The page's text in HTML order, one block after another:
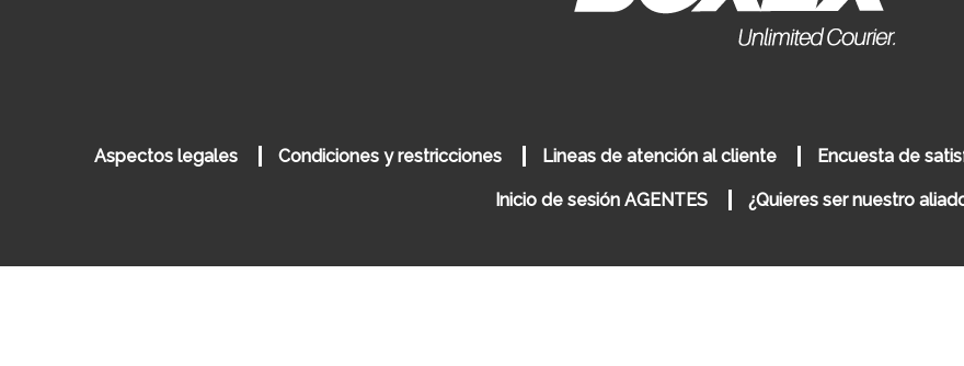
Aspectos legales Condiciones y restricciones Lineas de atención al cliente Encuesta de
Inicio de sesión AGENTES ¿Quieres ser nuestro